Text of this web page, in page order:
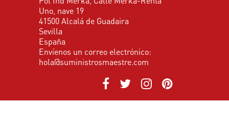
Uno, nave 19
41500 Alcalá de Guadaira
Sevilla
España
Envíenos un correo electrónico:
hola@suministrosmaestre.com